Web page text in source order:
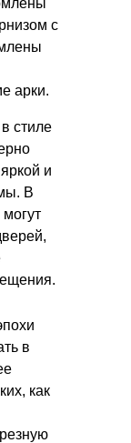
с
арки.
стиле
и
В
в
как